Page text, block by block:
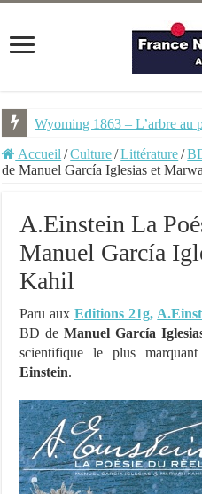
Wyoming 1863 – L’arbre au
Accueil /Culture/Littérature/
de Manuel García Iglesias et
A.Einstein La
Manuel García
Kahil
Paru aux Editions 21g,
BD de Manuel García
scientifique le plus
Einstein.